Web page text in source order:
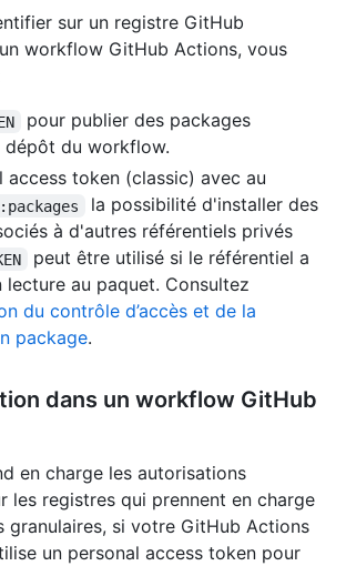
sur un registre GitHub
workflow GitHub Actions, vous
pour publier des packages
dépôt du workflow.
access token (classic) avec au
la possibilité d'installer des
à d'autres référentiels privés
peut être utilisé si le référentiel a
lecture au paquet. Consultez
du contrôle d’accès et de la
package.
dans un workflow GitHub
en charge les autorisations
les registres qui prennent en charge
granulaires, si votre GitHub Actions
un personal access token pour